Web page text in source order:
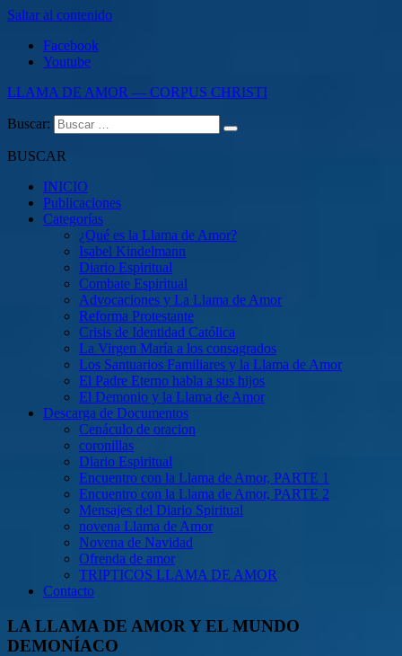
Saltar al contenido
Facebook
Youtube
LLAMA DE AMOR — CORPUS CHRISTI
Blog de la Llama de Amor
Buscar:
BUSCAR
INICIO
Publicaciones
Categorías
¿Qué es la Llama de Amor?
Isabel Kindelmann
Diario Espiritual
Combate Espiritual
Advocaciones y La Llama de Amor
Reforma Protestante
Crisis de Identidad Católica
La Virgen María a los consagrados
Los Santuarios Familiares y la Llama de Amor
El Padre Eterno habla a sus hijos
El Demonio y la Llama de Amor
Descarga de Documentos
Cenáculo de oracion
coronillas
Diario Espiritual
Encuentro con la Llama de Amor, PARTE 1
Encuentro con la Llama de Amor, PARTE 2
Mensajes del Diario Spiritual
novena Llama de Amor
Novena de Navidad
Ofrenda de amor
TRIPTICOS LLAMA DE AMOR
Contacto
LA LLAMA DE AMOR Y EL MUNDO
DEMONÍACO